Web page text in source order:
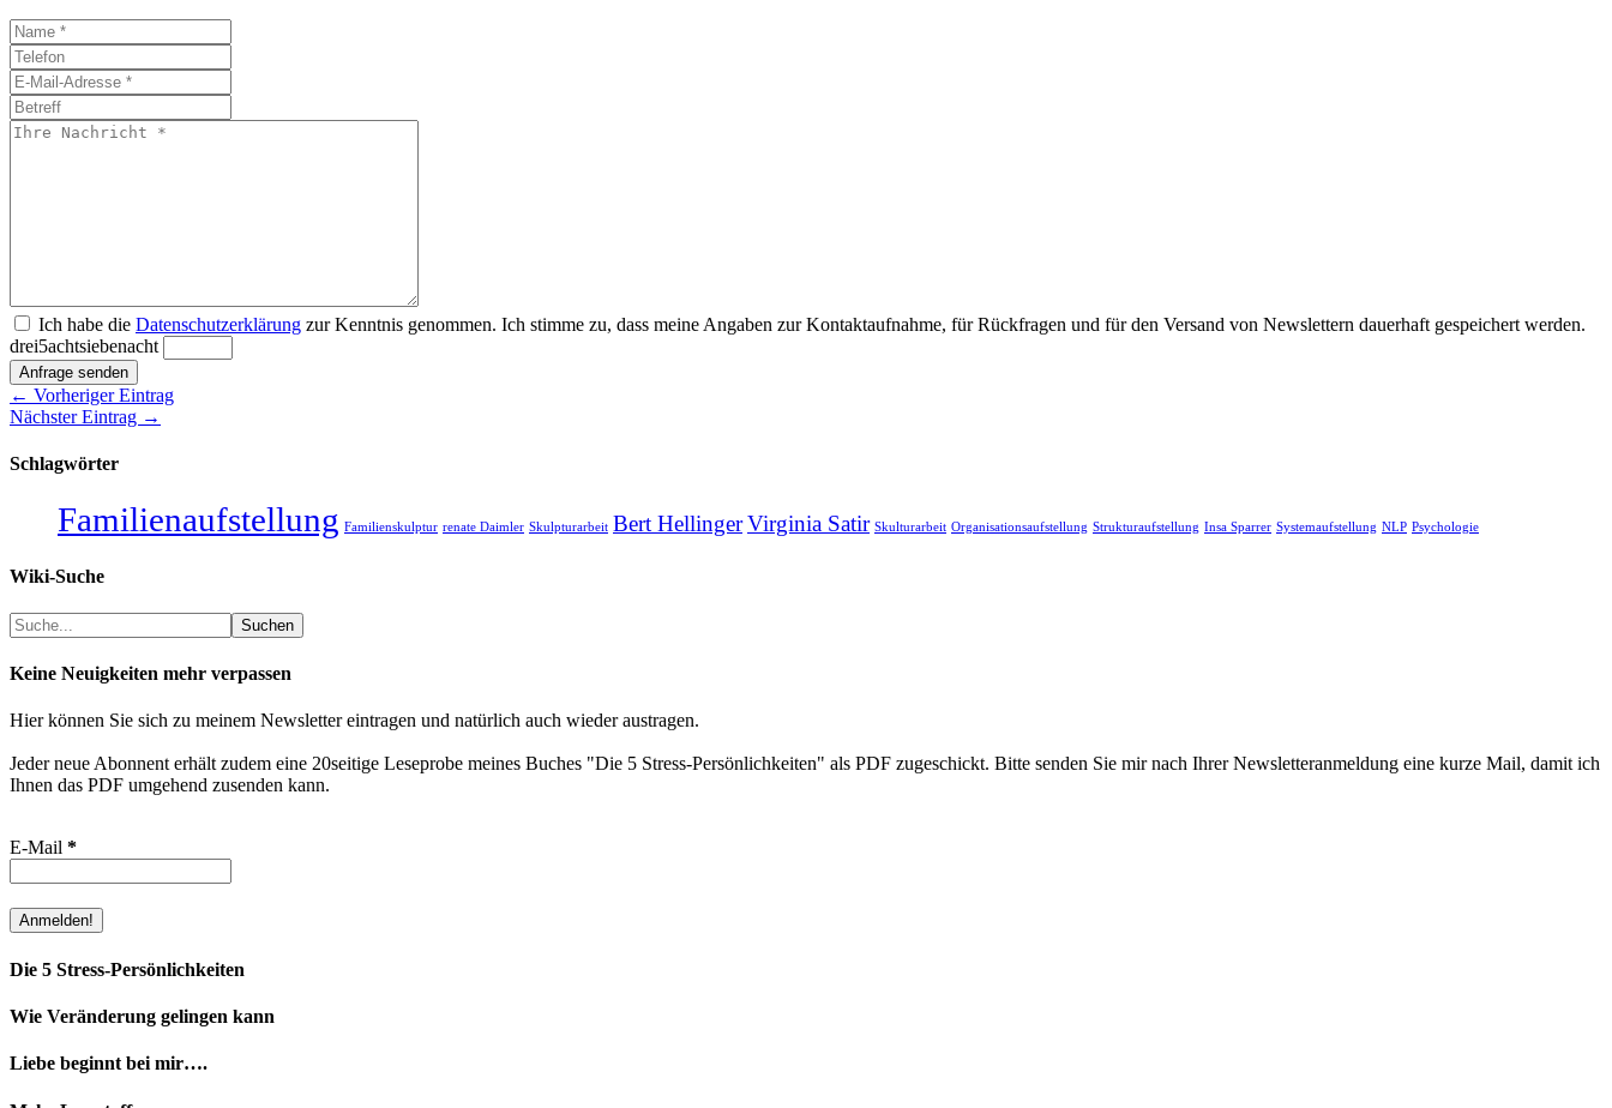
Ich habe die Datenschutzerklärung zur Kenntnis genommen. Ich stimme zu, dass meine Angaben zur Kontaktaufnahme, für Rückfragen und für den Versand von Newslettern dauerhaft gespeichert werden.
drei5achtsiebenacht
Anfrage senden
← Vorheriger Eintrag
Nächster Eintrag →
Schlagwörter
Familienaufstellung Familienskulptur renate Daimler Skulpturarbeit Bert HellingerVirginia Satir Skulturarbeit Organisationsaufstellung Strukturaufstellung Insa Sparrer Systemaufstellung NLP Psychologie
Wiki-Suche
Suchen Suchen
Keine Neuigkeiten mehr verpassen
Hier können Sie sich zu meinem Newsletter eintragen und natürlich auch wieder austragen.
Jeder neue Abonnent erhält zudem eine 20seitige Leseprobe meines Buches "Die 5 Stress-Persönlichkeiten" als PDF zugeschickt. Bitte senden Sie mir nach Ihrer Newsletteranmeldung eine kurze Mail, damit ich
Ihnen das PDF umgehend zusenden kann.
E-Mail *
Die 5 Stress-Persönlichkeiten
Wie Veränderung gelingen kann
Liebe beginnt bei mir….